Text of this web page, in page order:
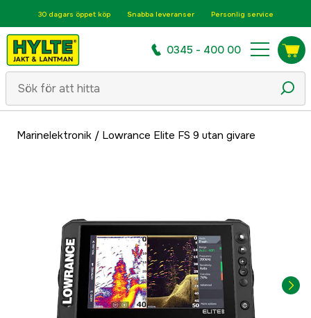
30 dagars öppet köp Snabba leveranser Personlig service
0345 - 400 00
Marinelektronik / Lowrance Elite FS 9 utan givare